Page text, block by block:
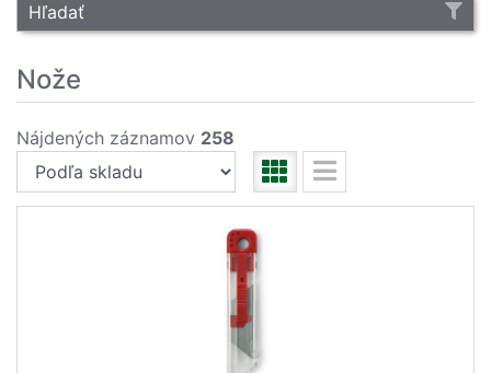
Hľadať
Nože
Nájdených záznamov 258